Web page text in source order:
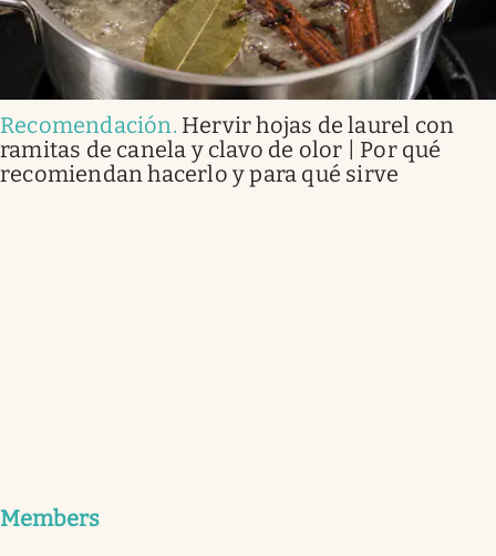
Recomendación. Hervir hojas de laurel con
ramitas de canela y clavo de olor | Por qué
recomiendan hacerlo y para qué sirve
Members